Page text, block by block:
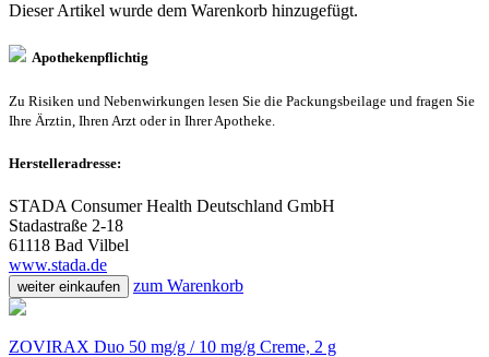
Dieser Artikel wurde dem Warenkorb hinzugefügt.
Apothekenpflichtig
Zu Risiken und Nebenwirkungen lesen Sie die Packungsbeilage und fragen Sie
Ihre Ärztin, Ihren Arzt oder in Ihrer Apotheke.
Herstelleradresse:
STADA Consumer Health Deutschland GmbH
Stadastraße 2-18
61118 Bad Vilbel
www.stada.de
weiter einkaufen zum Warenkorb
ZOVIRAX Duo 50 mg/g / 10 mg/g Creme, 2 g